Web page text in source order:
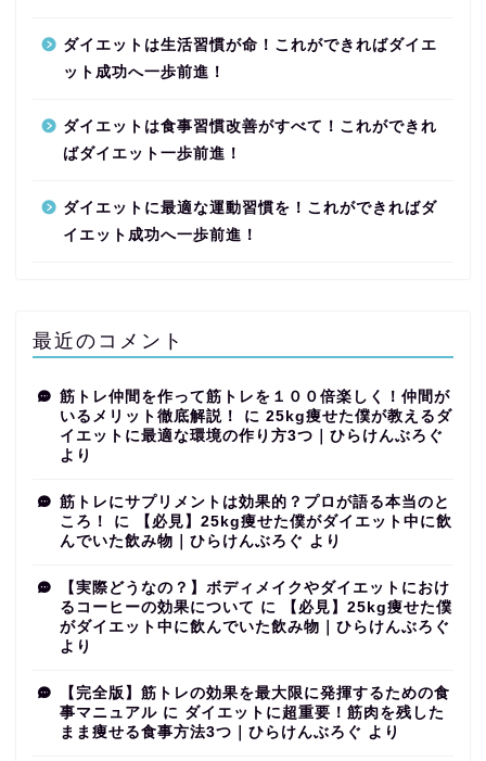
ダイエットは生活習慣が命！これができればダイエ
ット成功へ一歩前進！
ダイエットは食事習慣改善がすべて！これができれ
ばダイエット一歩前進！
ダイエットに最適な運動習慣を！これができればダ
イエット成功へ一歩前進！
最近のコメント
筋トレ仲間を作って筋トレを１００倍楽しく！仲間が
いるメリット徹底解説！
に 25kg痩せた僕が教えるダ
イエットに最適な環境の作り方3つ｜ひらけんぶろぐ
より
筋トレにサプリメントは効果的？プロが語る本当のと
ころ！
に
【必見】25kg痩せた僕がダイエット中に飲
んでいた飲み物｜ひらけんぶろぐ より
【実際どうなの？】ボディメイクやダイエットにおけ
るコーヒーの効果について に
【必見】25kg痩せた僕
がダイエット中に飲んでいた飲み物｜ひらけんぶろぐ
より
【完全版】筋トレの効果を最大限に発揮するための食
事マニュアル に ダイエットに超重要！筋肉を残した
まま痩せる食事方法3つ｜ひらけんぶろぐ より